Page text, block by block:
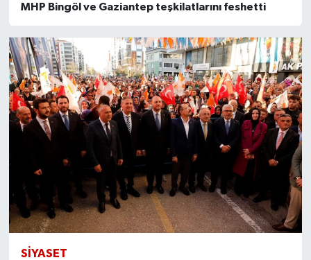
MHP Bingöl ve Gaziantep teşkilatlarını feshetti
SİYASET